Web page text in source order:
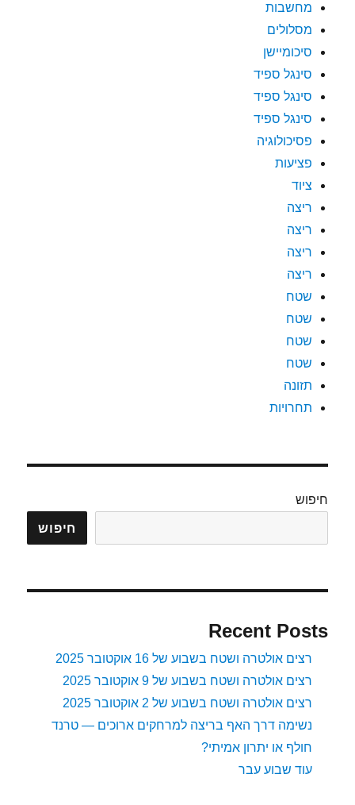
מחשבות
מסלולים
סיכומיישן
סינגל ספיד
סינגל ספיד
סינגל ספיד
פסיכולוגיה
פציעות
ציוד
ריצה
ריצה
ריצה
ריצה
שטח
שטח
שטח
שטח
תזונה
תחרויות
חיפוש
חיפוש
Recent Posts
רצים אולטרה ושטח בשבוע של 16 אוקטובר 2025
רצים אולטרה ושטח בשבוע של 9 אוקטובר 2025
רצים אולטרה ושטח בשבוע של 2 אוקטובר 2025
נשימה דרך האף בריצה למרחקים ארוכים — טרנד
חולף או יתרון אמיתי?
עוד שבוע עבר